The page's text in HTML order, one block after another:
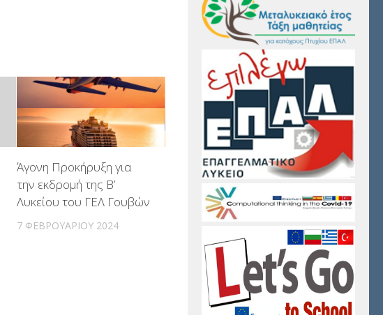
Άγονη Προκήρυξη για
την εκδρομή της Β’
Λυκείου του ΓΕΛ Γουβών
7 ΦΕΒΡΟΥΑΡΊΟΥ 2024